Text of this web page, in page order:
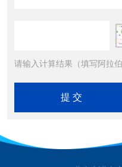
请输入计算结果（填写阿拉